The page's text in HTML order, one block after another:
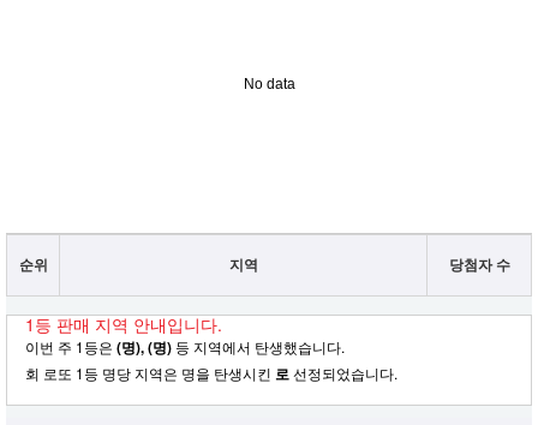
No data
순위 지역 당첨자 수
1등 판매 지역 안내입니다.
이번 주 1등은 (명), (명) 등 지역에서 탄생했습니다.
회 로또 1등 명당 지역은 명을 탄생시킨 로선정되었습니다.